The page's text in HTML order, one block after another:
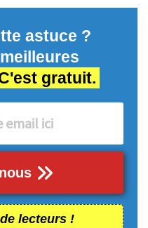
astuce ?
gratuit.
lecteurs !